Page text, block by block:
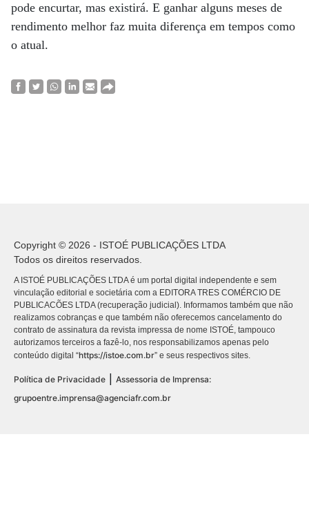
pode encurtar, mas existirá. E ganhar alguns meses de
rendimento melhor faz muita diferença em tempos como
o atual.
Copyright © 2026 - ISTOÉ PUBLICAÇÕES LTDA
Todos os direitos reservados.
A ISTOÉ PUBLICAÇÕES LTDA é um portal digital independente e sem
vinculação editorial e societária com a EDITORA TRES COMÉRCIO DE
PUBLICACÕES LTDA (recuperação judicial). Informamos também que não
realizamos cobranças e que também não oferecemos cancelamento do
contrato de assinatura da revista impressa de nome ISTOÉ, tampouco
autorizamos terceiros a fazê-lo, nos responsabilizamos apenas pelo
conteúdo digital “https://istoe.com.br” e seus respectivos sites.
Política de Privacidade
Assessoria de Imprensa:
grupoentre.imprensa@agenciafr.com.br